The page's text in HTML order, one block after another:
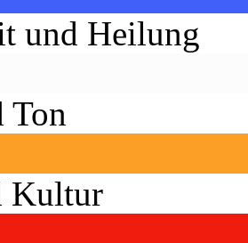
und Heilung
Ton
Kultur